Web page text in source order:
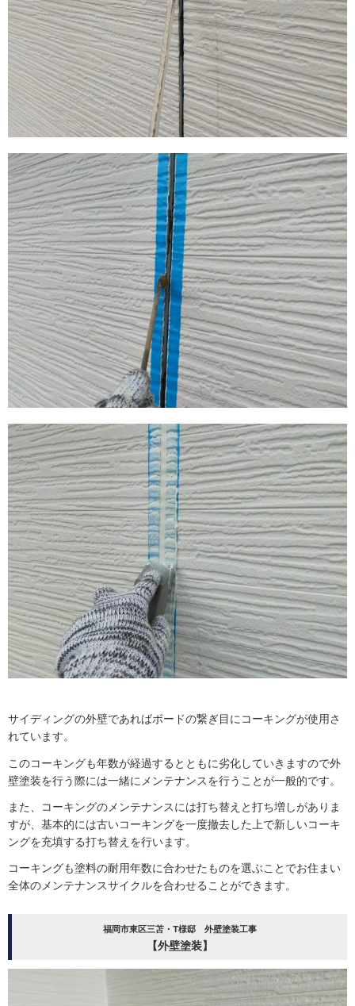
サイディングの外壁であればボードの繋ぎ目にコーキングが使用さ
れています。
このコーキングも年数が経過するとともに劣化していきますので外
壁塗装を行う際には一緒にメンテナンスを行うことが一般的です。
また、コーキングのメンテナンスには打ち替えと打ち増しがありま
すが、基本的には古いコーキングを一度撤去した上で新しいコーキ
ングを充填する打ち替えを行います。
コーキングも塗料の耐用年数に合わせたものを選ぶことでお住まい
全体のメンテナンスサイクルを合わせることができます。
福岡市東区三苫・T様邸 外壁塗装工事
【外壁塗装】